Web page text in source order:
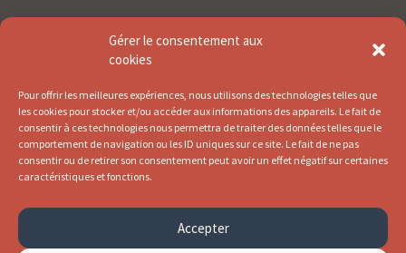
Gérer le consentement aux
cookies
Pour offrir les meilleures expériences, nous utilisons des technologies telles que
les cookies pour stocker et/ou accéder aux informations des appareils. Le fait de
consentir à ces technologies nous permettra de traiter des données telles que le
comportement de navigation ou les ID uniques sur ce site. Le fait de ne pas
consentir ou de retirer son consentement peut avoir un effet négatif sur certaines
caractéristiques et fonctions.
Accepter